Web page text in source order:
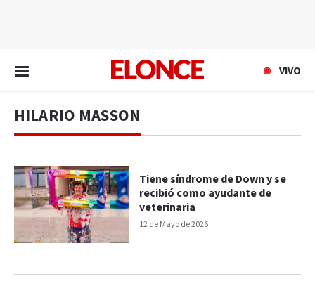
VIVO
HILARIO MASSON
12 de Mayo de 2026
Tiene síndrome de Down y se
recibió como ayudante de
veterinaria